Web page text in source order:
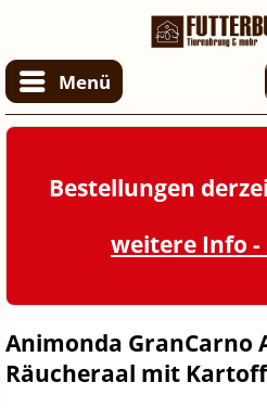
Menü
Bestellungen
weitere Info -
Animonda GranCarno
Räucheraal mit